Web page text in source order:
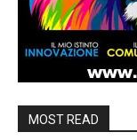
MOST READ